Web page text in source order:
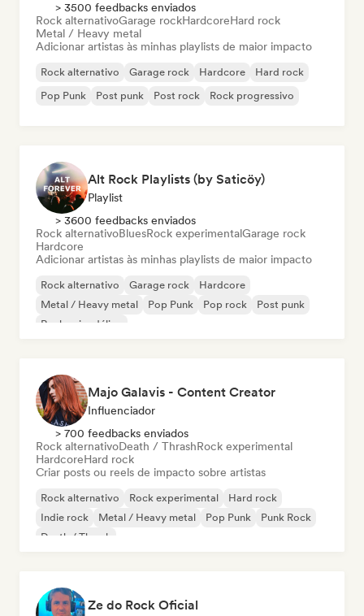
> 3500 feedbacks enviados
Rock alternativoGarage rockHardcoreHard rock
Metal / Heavy metal
Adicionar artistas às minhas playlists de maior impacto
Rock alternativo Garage rock Hardcore
Hard rock
Pop Punk
Post punk Post rock Rock progressivo
Alt Rock Playlists (by Saticöy)
Playlist
> 3600 feedbacks enviados
Rock alternativoBluesRock experimentalGarage rock
Hardcore
Adicionar artistas às minhas playlists de maior impacto
Rock alternativo Garage rock
Hardcore
Metal / Heavy metal
Pop Punk Pop rock
Post punk
Rock psicodélico
Majo Galavis - Content Creator
Influenciador
> 700 feedbacks enviados
Rock alternativoDeath / ThrashRock experimental
HardcoreHard rock
Criar posts ou reels de impacto sobre artistas
Rock alternativo Rock experimental
Hard rock
Indie rock
Metal / Heavy metal Pop Punk
Punk Rock
Death / Thrash
Ze do Rock Oficial